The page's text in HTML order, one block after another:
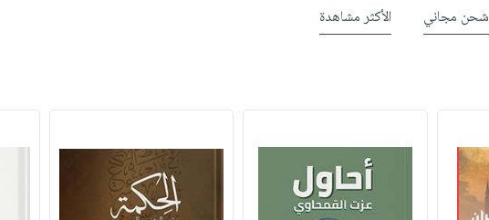
شحن مجاني الأكثر مشاهدة